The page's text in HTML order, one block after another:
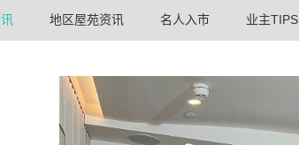
地区屋苑资讯 名人入市 业主TIPS